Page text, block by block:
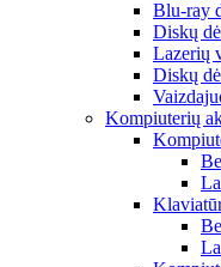
Blu-ray
Diskų
Lazerių
Diskų
Kompiuterių